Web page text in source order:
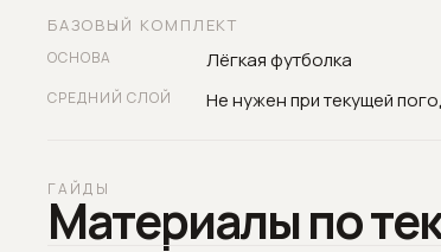
БАЗОВЫЙ КОМПЛЕКТ
ОСНОВА Лёгкая футболка
СРЕДНИЙ СЛОЙ Не нужен при текущей
ГАЙДЫ
Материалы по